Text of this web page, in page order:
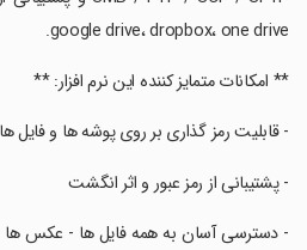
google drive، dropbox، one drive.
‏** امکانات متمایز کننده این نرم افزار: **
‏- قابلیت رمز گذاری بر روی پوشه ها و فایل ها
‏- پشتیبانی از رمز عبور و اثر انگشت
‏- دسترسی آسان به همه فایل ها - عکس ها